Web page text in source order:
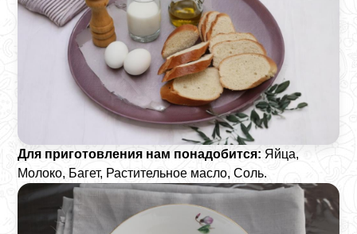
Для приготовления нам понадобится: Яйца,
Молоко, Багет, Растительное масло, Соль.